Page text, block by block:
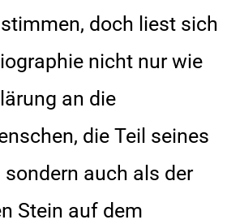
doch liest sich
nicht nur wie
an die
die Teil seines
sondern auch als der
Stein auf dem